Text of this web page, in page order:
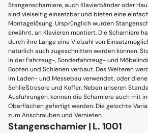
Stangenscharniere, auch Klavierbänder oder
sind vielseitig einsetzbar und bieten eine
Montagelösung. Ursprünglich wurden
erwähnt, an Klavieren montiert. Die Scharniere
durch ihre Länge eine Vielzahl von
natürlich auch zugeschnitten werden können.
in der Fahrzeug-, Sonderfahrzeug- und
Booten und Schienen verbaut. Des Weiteren
im Laden- und Messebau verwendet, oder
Schließtresore und Koffer. Neben unseren
Ausführungen, können die Scharniere auch mit
Oberflächen gefertigt werden. Die gelochte
zum Anschrauben und Vernieten.
Stangenscharnier | L. 1001